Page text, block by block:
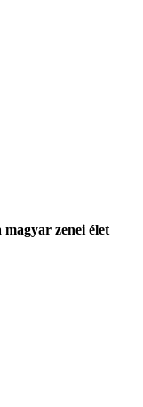
zenei élet